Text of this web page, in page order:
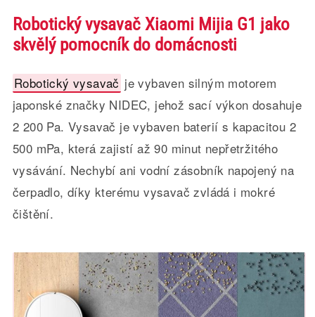
Robotický vysavač Xiaomi Mijia G1 jako
skvělý pomocník do domácnosti
Robotický vysavač je vybaven silným motorem
japonské značky NIDEC, jehož sací výkon dosahuje
2 200 Pa. Vysavač je vybaven baterií s kapacitou 2
500 mPa, která zajistí až 90 minut nepřetržitého
vysávání. Nechybí ani vodní zásobník napojený na
čerpadlo, díky kterému vysavač zvládá i mokré
čištění.